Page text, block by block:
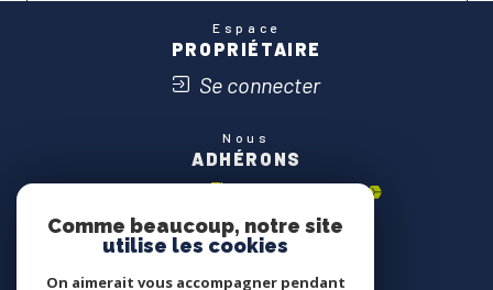
Espace
PROPRIÉTAIRE
Se connecter
Nous
ADHÉRONS
Comme beaucoup, notre site
utilise les cookies
On aimerait vous accompagner pendant